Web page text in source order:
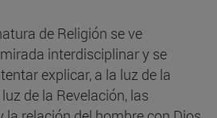
de Religión se ve
interdisciplinar y se
explicar, a la luz de la
de la Revelación, las